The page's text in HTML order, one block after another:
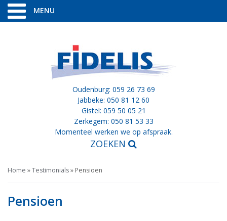
MENU
Oudenburg: 059 26 73 69
Jabbeke: 050 81 12 60
Gistel: 059 50 05 21
Zerkegem: 050 81 53 33
Momenteel werken we op afspraak.
ZOEKEN
Home »Testimonials» Pensioen
Pensioen